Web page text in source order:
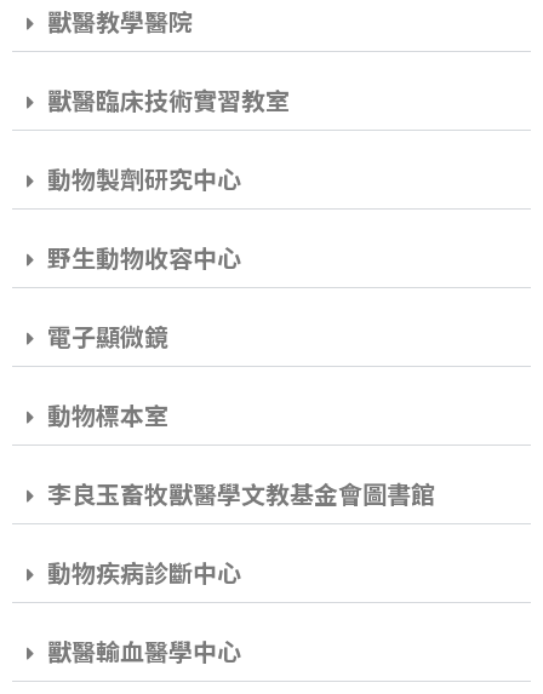
獸醫教學醫院
獸醫臨床技術實習教室
動物製劑研究中心
野生動物收容中心
電子顯微鏡
動物標本室
李良玉畜牧獸醫學文教基金會圖書館
動物疾病診斷中心
獸醫輸血醫學中心